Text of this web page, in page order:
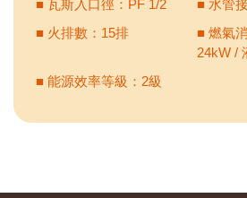
■ 瓦斯入口徑：PF 1/2
■ 水管
■ 火排數：15排
■ 燃氣
24kW /
■ 能源效率等級：2級